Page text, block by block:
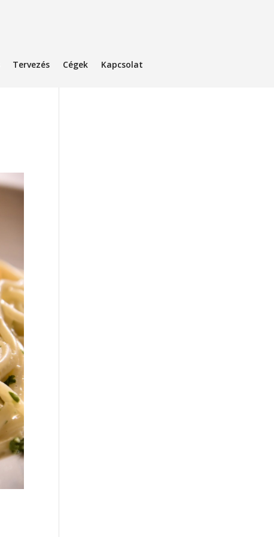
Tervezés Cégek Kapcsolat